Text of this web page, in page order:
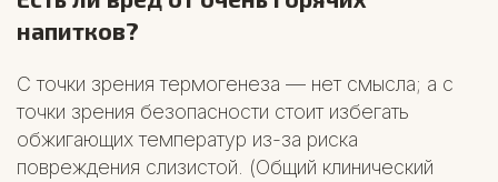
напитков?
С точки зрения термогенеза — нет смысла; а с
точки зрения безопасности стоит избегать
обжигающих температур из-за риска
повреждения слизистой. (Общий клинический